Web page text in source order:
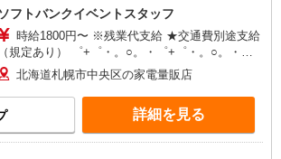
ソフトバンクイベントスタッフ
時給1800円〜 ※残業代支給 ★交通費別途支給
（規定あり） ゜+゜・。○。・゜+゜・。○。・゜
+゜ 入社祝い金10万円支給(規定有) お友達を紹介
くと, インセンティブ支給(規定有) ★月2回払
・週払い可能（規程有）★ ゜・。○。・゜
゜・。○。・゜+゜
北海道札幌市中央区の家電量販店
詳細を見る